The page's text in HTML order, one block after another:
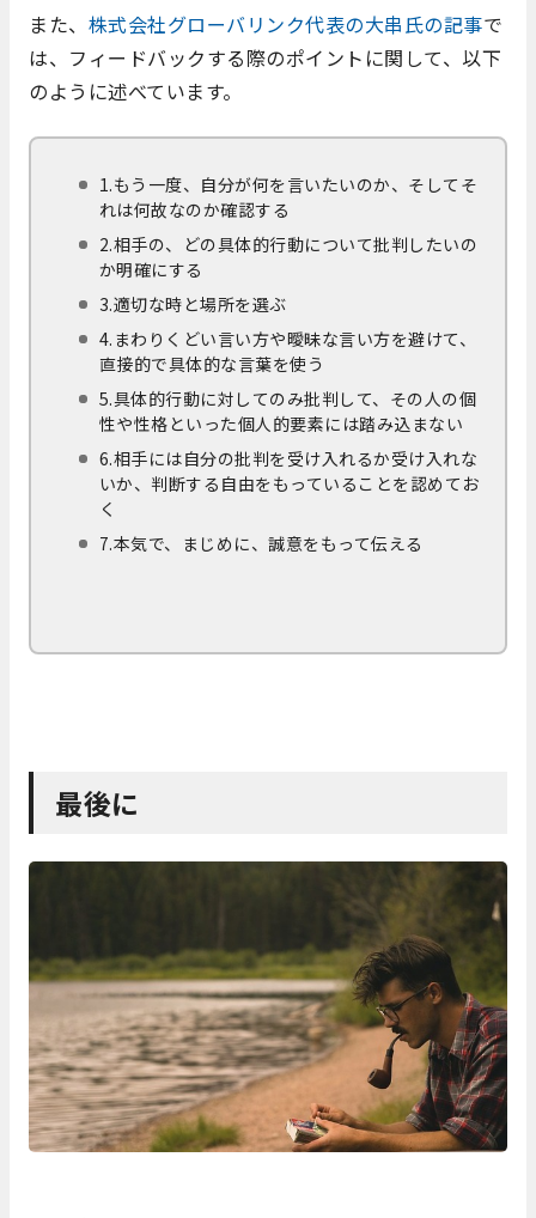
また、 株式会社グローバリンク代表の大串氏の記事で
は、フィードバックする際のポイントに関して、以下
のように述べています。
1.もう一度、自分が何を言いたいのか、そしてそ
れは何故なのか確認する
2.相手の、どの具体的行動について批判したいの
か明確にする
3.適切な時と場所を選ぶ
4.まわりくどい言い方や曖昧な言い方を避けて、
直接的で具体的な言葉を使う
5.具体的行動に対してのみ批判して、その人の個
性や性格といった個人的要素には踏み込まない
6.相手には自分の批判を受け入れるか受け入れな
いか、判断する自由をもっていることを認めてお
く
7.本気で、まじめに、誠意をもって伝える
最後に